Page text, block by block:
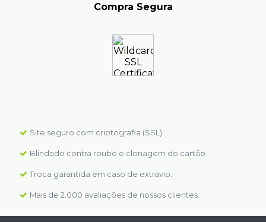
Compra Segura
Site seguro com criptografia (SSL).
Blindado contra roubo e clonagem do cartão.
Troca garantida em caso de extravio.
Mais de 2.000 avaliações de nossos clientes.